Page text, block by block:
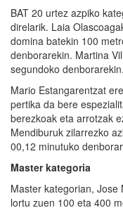
BAT 20 urtez azpiko
direlarik. Laia
domina batekin 100
denborarekin. Martina
segundoko denborarekin.
Mario Estangarentzat
pertika da bere
berezkoak eta arrotzak
Mendiburuk zilarrezko
00,12 minutuko
Master kategoria
Master kategorian,
lortu zuen 100 eta 400